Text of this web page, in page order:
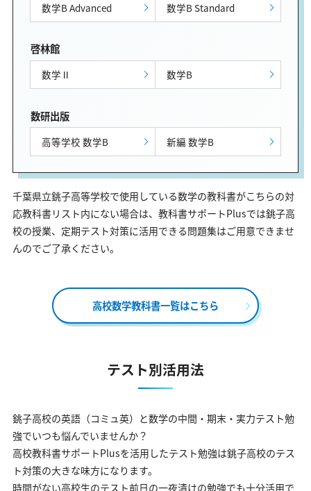
数学B Advanced
数学B Standard
啓林館
数学Ⅱ 数学B
数研出版
高等学校 数学B 新編 数学B
千葉県立銚子高等学校で使用している数学の教科書がこちらの対
応教科書リスト内にない場合は、教科書サポートPlusでは銚子高
校の授業、定期テスト対策に活用できる問題集はご用意できませ
んのでご了承ください。
高校数学教科書一覧はこちら
テスト別活用法
銚子高校の英語（コミュ英）と数学の中間・期末・実力テスト勉
強でいつも悩んでいませんか？
高校教科書サポートPlusを活用したテスト勉強は銚子高校のテス
ト対策の大きな味方になります。
時間がない高校生のテスト前日の一夜漬けの勉強でも十分活用で